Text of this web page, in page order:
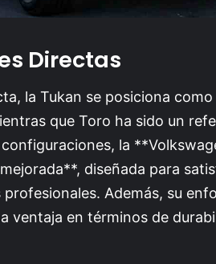
Directas
la Tukan se posiciona
que Toro ha sido un
la
diseñada para
Además, su
ventaja en términos de